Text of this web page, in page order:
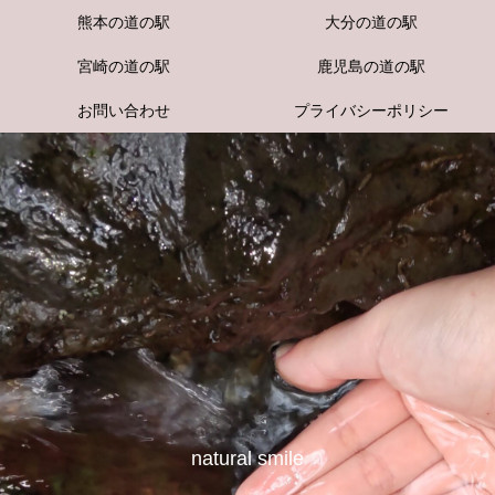
natural smile
熊本の道の駅 大分の道の駅
宮崎の道の駅 鹿児島の道の駅
お問い合わせ プライバシーポリシー